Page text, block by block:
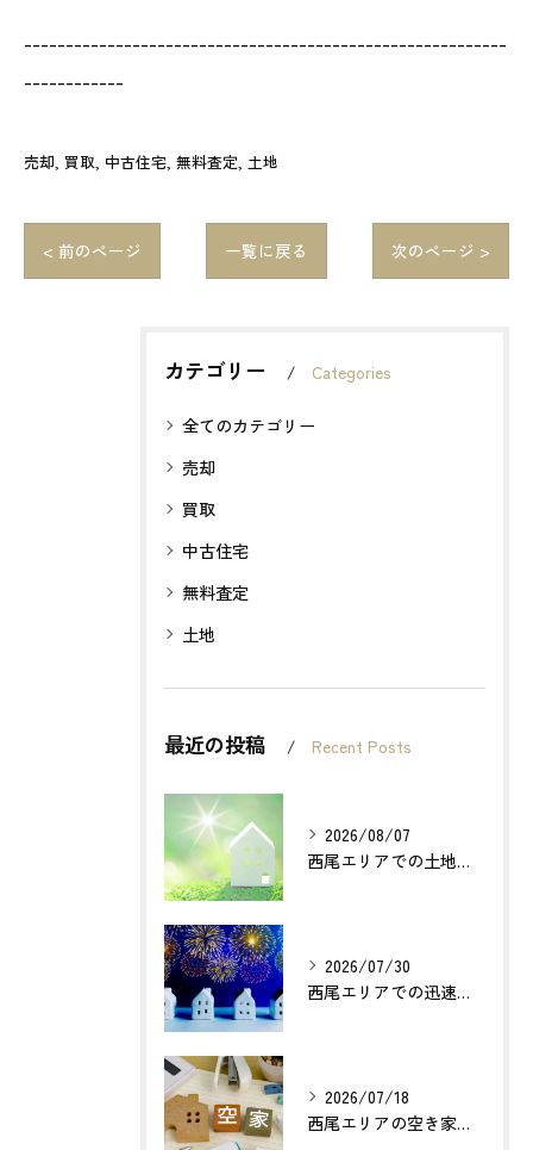
----------------------------------------------------------
------------
売却 買取 中古住宅 無料査定 土地
< 前のページ 一覧に戻る 次のページ >
カテゴリー Categories
全てのカテゴリー
売却
買取
中古住宅
無料査定
土地
最近の投稿 Recent Posts
2026/08/07
西尾エリアでの土地売却成功の秘訣とは？
2026/07/30
西尾エリアでの迅速確実な不動産買取のポイントは？
2026/07/18
西尾エリアの空き家売却で利益最大化する方法とは？